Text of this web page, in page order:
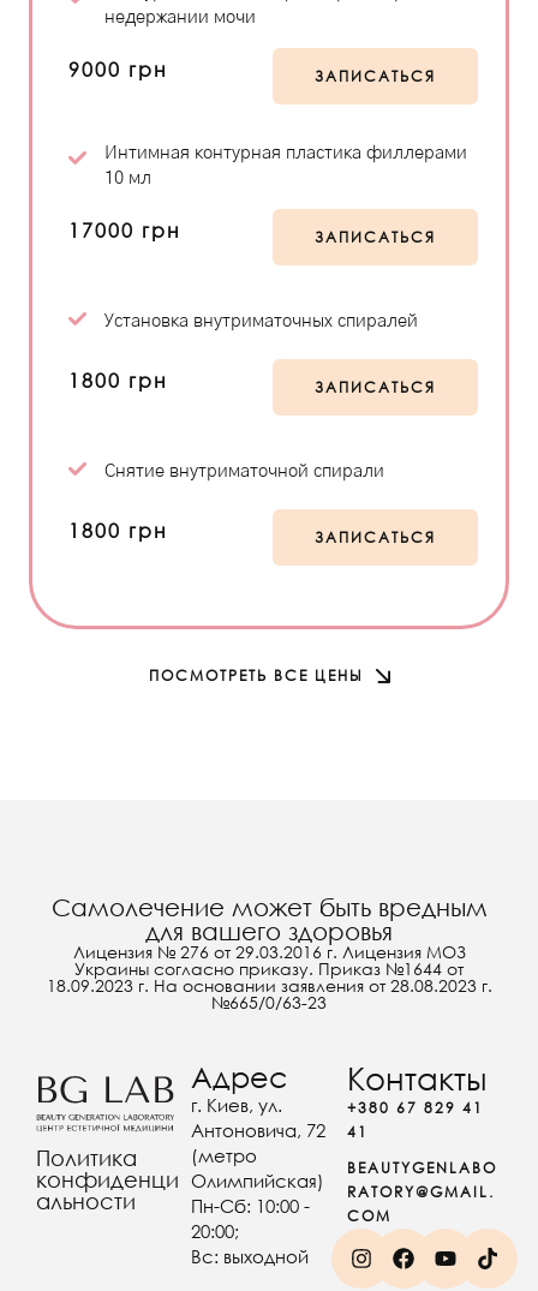
недержании мочи
9000 грн ЗАПИСАТЬСЯ
Интимная контурная пластика филлерами
10 мл
17000 грн ЗАПИСАТЬСЯ
Установка внутриматочных спиралей
1800 грн ЗАПИСАТЬСЯ
Снятие внутриматочной спирали
1800 грн ЗАПИСАТЬСЯ
ПОСМОТРЕТЬ ВСЕ ЦЕНЫ
Самолечение может быть вредным
для вашего здоровья
Лицензия № 276 от 29.03.2016 г. Лицензия МОЗ
Украины согласно приказу. Приказ №1644 от
18.09.2023 г. На основании заявления от 28.08.2023 г.
№665/0/63-23
Политика
конфиденци
альности
Адрес
г. Киев, ул.
Антоновича, 72
(метро
Олимпийская)
Пн-Сб: 10:00 -
20:00;
Вс: выходной
Контакты
+380 67 829 41
41
BEAUTYGENLABO
RATORY@GMAIL.
COM